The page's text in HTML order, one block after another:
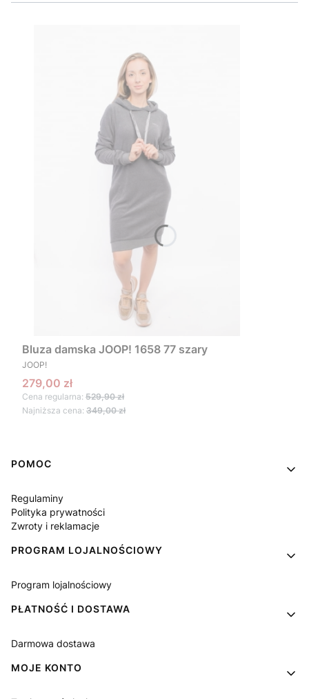
Bluza damska JOOP! 1658 77 szary
PRODUCENT
JOOP!
Cena promocyjna
279,00 zł
Cena regularna: 529,90 zł
Najniższa cena: 349,00 zł
Linki w stopce
POMOC
Regulaminy
Polityka prywatności
Zwroty i reklamacje
PROGRAM LOJALNOŚCIOWY
Program lojalnościowy
PŁATNOŚĆ I DOSTAWA
Darmowa dostawa
MOJE KONTO